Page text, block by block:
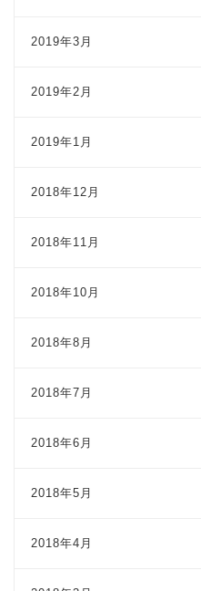
2019年3月
2019年2月
2019年1月
2018年12月
2018年11月
2018年10月
2018年8月
2018年7月
2018年6月
2018年5月
2018年4月